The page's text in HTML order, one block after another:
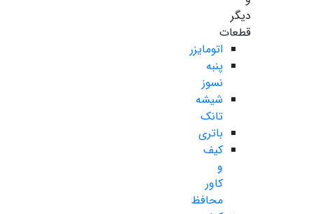
دیگر
قطعات
اتومایزر
پنبه
نسوز
شیشه
تانک
باتری
کیف
و
کاور
محافظ